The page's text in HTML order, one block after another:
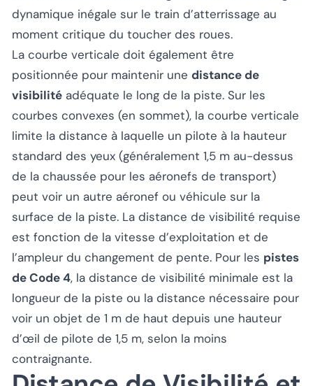
dynamique inégale sur le train d’atterrissage au
moment critique du toucher des roues.
La courbe verticale doit également être
positionnée pour maintenir une distance de
visibilité adéquate le long de la piste. Sur les
courbes convexes (en sommet), la courbe verticale
limite la distance à laquelle un pilote à la hauteur
standard des yeux (généralement 1,5 m au-dessus
de la chaussée pour les aéronefs de transport)
peut voir un autre aéronef ou véhicule sur la
surface de la piste. La distance de visibilité requise
est fonction de la vitesse d’exploitation et de
l’ampleur du changement de pente. Pour les pistes
de Code 4, la distance de visibilité minimale est la
longueur de la piste ou la distance nécessaire pour
voir un objet de 1 m de haut depuis une hauteur
d’œil de pilote de 1,5 m, selon la moins
contraignante.